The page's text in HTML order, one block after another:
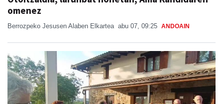
Berrozpeko Jesusen Alaben Elkartea abu 07, 09:25 ANDOAIN